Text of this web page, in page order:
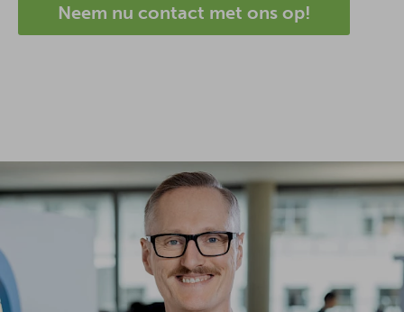
Neem nu contact met ons op!